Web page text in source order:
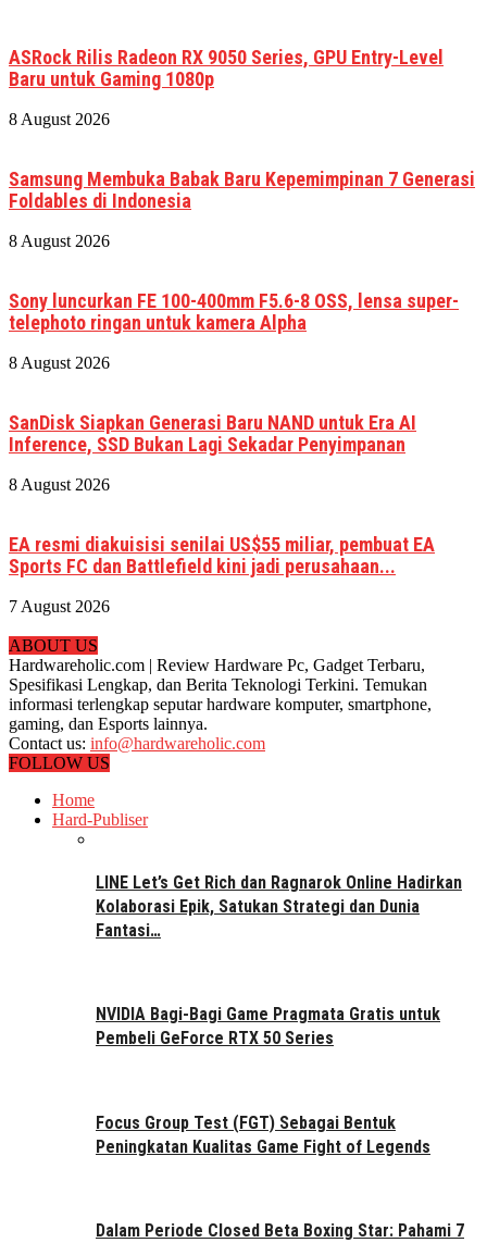
ASRock Rilis Radeon RX 9050 Series, GPU Entry-Level
Baru untuk Gaming 1080p
8 August 2026
Samsung Membuka Babak Baru Kepemimpinan 7 Generasi
Foldables di Indonesia
8 August 2026
Sony luncurkan FE 100-400mm F5.6-8 OSS, lensa super-
telephoto ringan untuk kamera Alpha
8 August 2026
SanDisk Siapkan Generasi Baru NAND untuk Era AI
Inference, SSD Bukan Lagi Sekadar Penyimpanan
8 August 2026
EA resmi diakuisisi senilai US$55 miliar, pembuat EA
Sports FC dan Battlefield kini jadi perusahaan...
7 August 2026
ABOUT US
Hardwareholic.com | Review Hardware Pc, Gadget Terbaru,
Spesifikasi Lengkap, dan Berita Teknologi Terkini. Temukan
informasi terlengkap seputar hardware komputer, smartphone,
gaming, dan Esports lainnya.
Contact us: info@hardwareholic.com
FOLLOW US
Home
Hard-Publiser
LINE Let’s Get Rich dan Ragnarok Online Hadirkan
Kolaborasi Epik, Satukan Strategi dan Dunia
Fantasi…
NVIDIA Bagi-Bagi Game Pragmata Gratis untuk
Pembeli GeForce RTX 50 Series
Focus Group Test (FGT) Sebagai Bentuk
Peningkatan Kualitas Game Fight of Legends
Dalam Periode Closed Beta Boxing Star: Pahami 7